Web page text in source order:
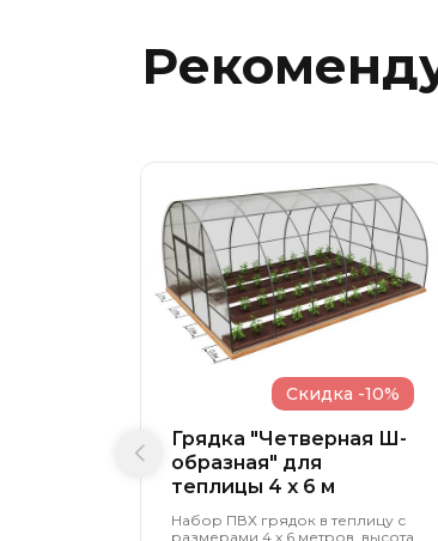
Грядка "Четверная Ш-
образная" для
теплицы 4 x 6 м
Набор ПВХ грядок в теплицу с
размерами 4 х 6 метров, высота
Скидка -10%